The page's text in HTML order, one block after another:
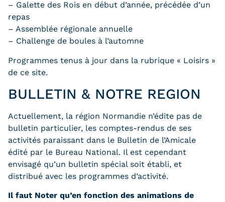
– Galette des Rois en début d’année, précédée d’un
repas
– Assemblée régionale annuelle
– Challenge de boules à l’automne
Programmes tenus à jour dans la rubrique « Loisirs »
de ce site.
BULLETIN & NOTRE REGION
Actuellement, la région Normandie n’édite pas de
bulletin particulier, les comptes-rendus de ses
activités paraissant dans le Bulletin de l’Amicale
édité par le Bureau National. Il est cependant
envisagé qu’un bulletin spécial soit établi, et
distribué avec les programmes d’activité.
Il faut Noter qu’en fonction des animations de